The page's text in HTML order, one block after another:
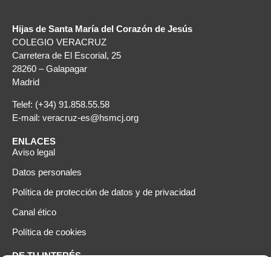
Hijas de Santa María del Corazón de Jesús
COLEGIO VERACRUZ
Carretera de El Escorial, 25
28260 – Galapagar
Madrid
Telef: (+34) 91.858.55.58
E-mail: veracruz-es@hsmcj.org
ENLACES
Aviso legal
Datos personales
Política de protección de datos y de privacidad
Canal ético
Política de cookies